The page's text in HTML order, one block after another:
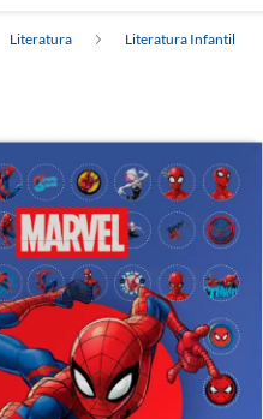
Literatura Literatura Infantil